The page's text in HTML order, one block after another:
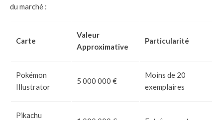
du marché :
Carte
Valeur
Approximative
Particularité
Pokémon
Illustrator
5 000 000 €
Moins de 20
exemplaires
Pikachu